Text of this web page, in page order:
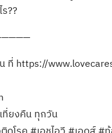
??
ที่ https://
ที่ยงคืน ทุกวัน
ดโรค #เอชไอวี #เอดส์ #